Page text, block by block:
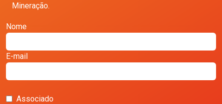
Mineração.
Nome
E-mail
Associado